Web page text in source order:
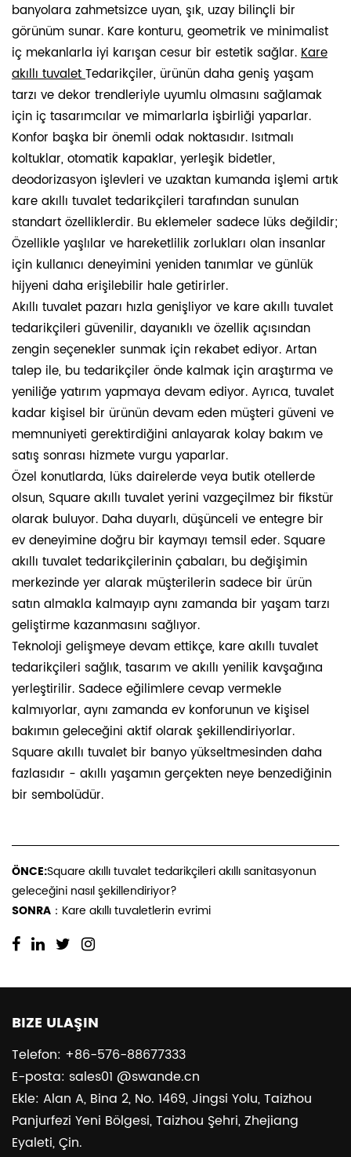
banyolara zahmetsizce uyan, şık, uzay bilinçli bir
görünüm sunar. Kare konturu, geometrik ve minimalist
iç mekanlarla iyi karışan cesur bir estetik sağlar. Kare
akıllı tuvaletTedarikçiler, ürünün daha geniş yaşam
tarzı ve dekor trendleriyle uyumlu olmasını sağlamak
için iç tasarımcılar ve mimarlarla işbirliği yaparlar.
Konfor başka bir önemli odak noktasıdır. Isıtmalı
koltuklar, otomatik kapaklar, yerleşik bidetler,
deodorizasyon işlevleri ve uzaktan kumanda işlemi artık
kare akıllı tuvalet tedarikçileri tarafından sunulan
standart özelliklerdir. Bu eklemeler sadece lüks değildir;
Özellikle yaşlılar ve hareketlilik zorlukları olan insanlar
için kullanıcı deneyimini yeniden tanımlar ve günlük
hijyeni daha erişilebilir hale getirirler.
Akıllı tuvalet pazarı hızla genişliyor ve kare akıllı tuvalet
tedarikçileri güvenilir, dayanıklı ve özellik açısından
zengin seçenekler sunmak için rekabet ediyor. Artan
talep ile, bu tedarikçiler önde kalmak için araştırma ve
yeniliğe yatırım yapmaya devam ediyor. Ayrıca, tuvalet
kadar kişisel bir ürünün devam eden müşteri güveni ve
memnuniyeti gerektirdiğini anlayarak kolay bakım ve
satış sonrası hizmete vurgu yaparlar.
Özel konutlarda, lüks dairelerde veya butik otellerde
olsun, Square akıllı tuvalet yerini vazgeçilmez bir fikstür
olarak buluyor. Daha duyarlı, düşünceli ve entegre bir
ev deneyimine doğru bir kaymayı temsil eder. Square
akıllı tuvalet tedarikçilerinin çabaları, bu değişimin
merkezinde yer alarak müşterilerin sadece bir ürün
satın almakla kalmayıp aynı zamanda bir yaşam tarzı
geliştirme kazanmasını sağlıyor.
Teknoloji gelişmeye devam ettikçe, kare akıllı tuvalet
tedarikçileri sağlık, tasarım ve akıllı yenilik kavşağına
yerleştirilir. Sadece eğilimlere cevap vermekle
kalmıyorlar, aynı zamanda ev konforunun ve kişisel
bakımın geleceğini aktif olarak şekillendiriyorlar.
Square akıllı tuvalet bir banyo yükseltmesinden daha
fazlasıdır - akıllı yaşamın gerçekten neye benzediğinin
bir sembolüdür.
ÖNCE:Square akıllı tuvalet tedarikçileri akıllı sanitasyonun
geleceğini nasıl şekillendiriyor?
SONRA： Kare akıllı tuvaletlerin evrimi
BIZE ULAŞIN
Telefon: +86-576-88677333
E-posta: sales01 @swande.cn
Ekle: Alan A, Bina 2, No. 1469, Jingsi Yolu, Taizhou
Panjurfezi Yeni Bölgesi, Taizhou Şehri, Zhejiang
Eyaleti, Çin.